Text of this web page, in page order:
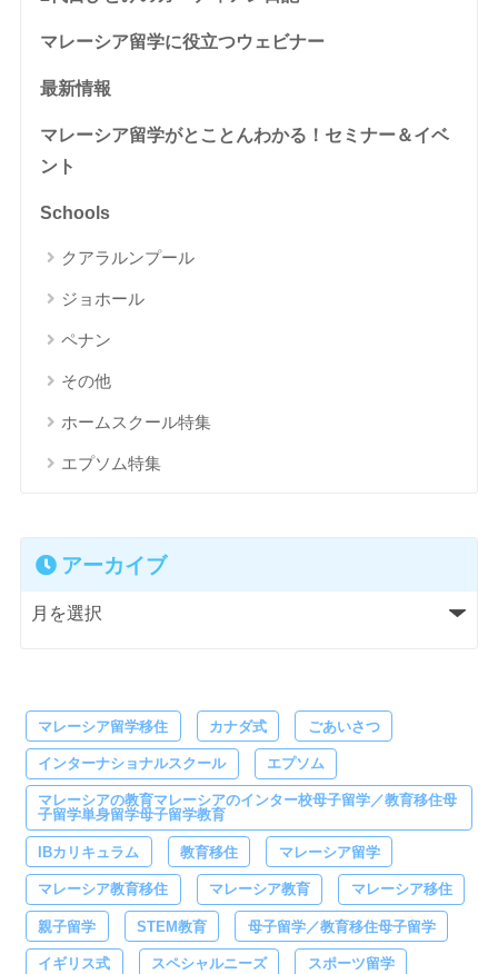
マレーシア留学に役立つウェビナー
最新情報
マレーシア留学がとことんわかる！セミナー＆イベ
ント
Schools
クアラルンプール
ジョホール
ペナン
その他
ホームスクール特集
エプソム特集
アーカイブ
マレーシア留学移住 カナダ式 ごあいさつ
インターナショナルスクール エプソム
マレーシアの教育マレーシアのインター校母子留学／教育移住母
子留学単身留学母子留学教育
IBカリキュラム 教育移住 マレーシア留学
マレーシア教育移住 マレーシア教育 マレーシア移住
親子留学 STEM教育 母子留学／教育移住母子留学
イギリス式 スペシャルニーズ スポーツ留学